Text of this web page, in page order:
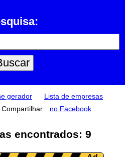
gerador
Lista de empresas
Compartilhar no Facebook
encontrados: 9